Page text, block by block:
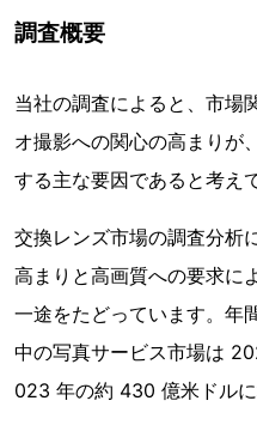
調査概要
当社の調査によると、市場
オ撮影への関心の高まりが
する主な要因であると考え
交換レンズ市場の調査分析
高まりと高画質への要求に
一途をたどっています。年
中の写真サービス市場は
023 年の約 430 億米ドルに